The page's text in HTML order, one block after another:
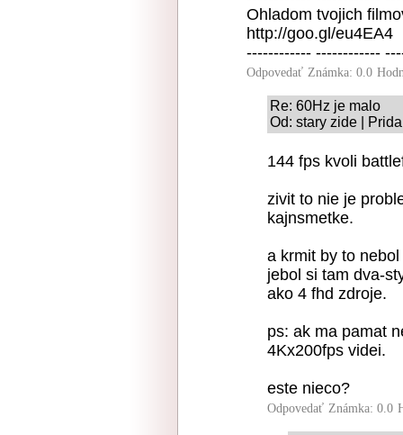
Ohladom tvojich
http://goo.gl/eu4EA4
------------ ------------
Odpovedať Známka: 0.0
Re: 60Hz je malo
Od: stary zide |
144 fps kvoli
zivit to nie je
kajnsmetke.
a krmit by to
jebol si tam dva-
ako 4 fhd zdroje.
ps: ak ma pamat
4Kx200fps videi.
este nieco?
Odpovedať Známka: 0.0